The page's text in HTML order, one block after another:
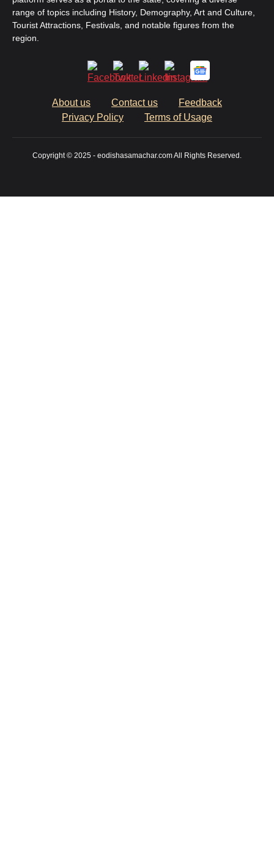
range of topics including History, Demography, Art and Culture,
Tourist Attractions, Festivals, and notable figures from the
region.
About us Contact us
Feedback
Privacy Policy
Terms of Usage
Copyright © 2025 - eodishasamachar.com All Rights Reserved.